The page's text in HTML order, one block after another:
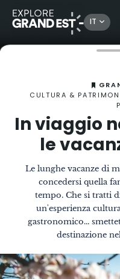
IT
La Rivista In
CULTURA &
In viaggio
le
Le lunghe vacanze di
concedersi quella
tempo. Che si tratti
un'esperienza
gastronomico...
destinazione